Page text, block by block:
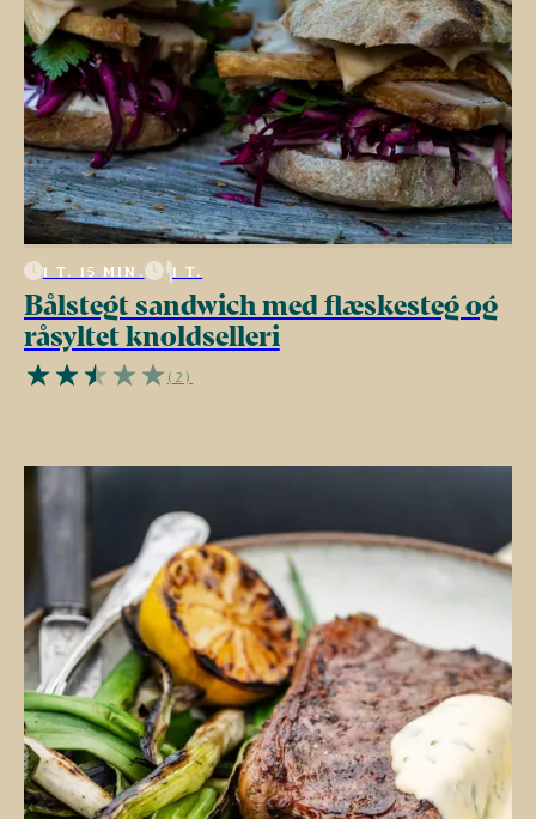
1 T. 15 MIN. 1 T.
Bålstegt sandwich med flæskesteg og
råsyltet knoldselleri
(2)